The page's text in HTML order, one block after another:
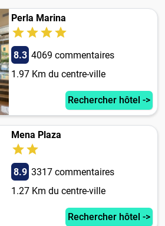
Perla Marina
8.3 4069 commentaires
1.97 Km du centre-ville
Rechercher hôtel ->
Mena Plaza
8.9 3317 commentaires
1.27 Km du centre-ville
Rechercher hôtel ->